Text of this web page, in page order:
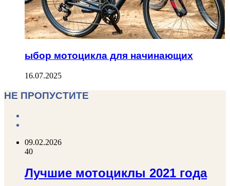
ыбор мотоцикла для начинающих
16.07.2025
НЕ ПРОПУСТИТЕ
09.02.2026
40
Лучшие мотоциклы 2021 года